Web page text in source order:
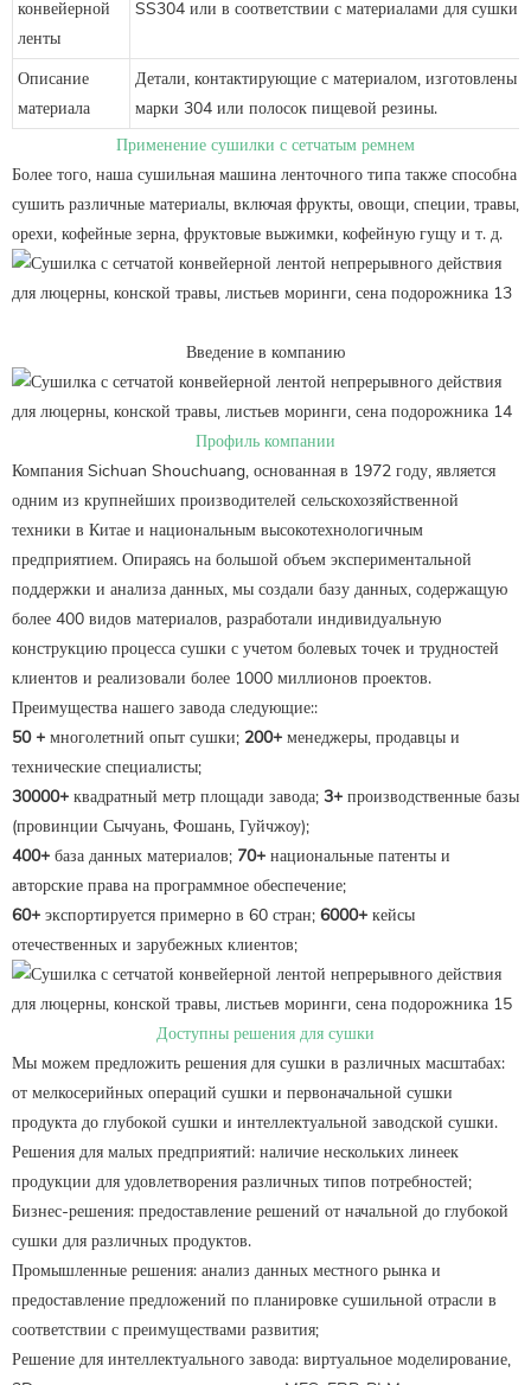
конвейерной
ленты
SS304 или в соответствии с материалами для сушки
Описание
материала
Детали, контактирующие с материалом, изготовлены
марки 304 или полосок пищевой резины.
Применение сушилки с сетчатым ремнем
Более того, наша сушильная машина ленточного типа также способна
сушить различные материалы, включая фрукты, овощи, специи, травы,
орехи, кофейные зерна, фруктовые выжимки, кофейную гущу и т. д.
Введение в компанию
Профиль компании
Компания Sichuan Shouchuang, основанная в 1972 году, является
одним из крупнейших производителей сельскохозяйственной
техники в Китае и национальным высокотехнологичным
предприятием. Опираясь на большой объем экспериментальной
поддержки и анализа данных, мы создали базу данных, содержащую
более 400 видов материалов, разработали индивидуальную
конструкцию процесса сушки с учетом болевых точек и трудностей
клиентов и реализовали более 1000 миллионов проектов.
Преимущества нашего завода следующие::
50 + многолетний опыт сушки; 200+ менеджеры, продавцы и
технические специалисты;
30000+ квадратный метр площади завода; 3+ производственные базы
(провинции Сычуань, Фошань, Гуйчжоу);
400+ база данных материалов; 70+ национальные патенты и
авторские права на программное обеспечение;
60+ экспортируется примерно в 60 стран; 6000+ кейсы
отечественных и зарубежных клиентов;
Доступны решения для сушки
Мы можем предложить решения для сушки в различных масштабах:
от мелкосерийных операций сушки и первоначальной сушки
продукта до глубокой сушки и интеллектуальной заводской сушки.
Решения для малых предприятий: наличие нескольких линеек
продукции для удовлетворения различных типов потребностей;
Бизнес-решения: предоставление решений от начальной до глубокой
сушки для различных продуктов.
Промышленные решения: анализ данных местного рынка и
предоставление предложений по планировке сушильной отрасли в
соответствии с преимуществами развития;
Решение для интеллектуального завода: виртуальное моделирование,